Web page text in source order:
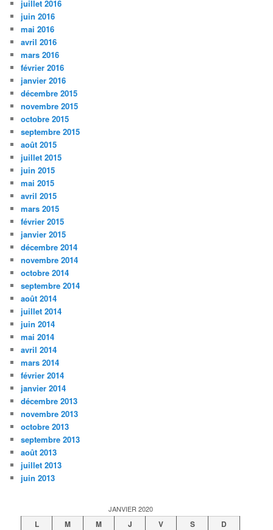
juillet 2016
juin 2016
mai 2016
avril 2016
mars 2016
février 2016
janvier 2016
décembre 2015
novembre 2015
octobre 2015
septembre 2015
août 2015
juillet 2015
juin 2015
mai 2015
avril 2015
mars 2015
février 2015
janvier 2015
décembre 2014
novembre 2014
octobre 2014
septembre 2014
août 2014
juillet 2014
juin 2014
mai 2014
avril 2014
mars 2014
février 2014
janvier 2014
décembre 2013
novembre 2013
octobre 2013
septembre 2013
août 2013
juillet 2013
juin 2013
JANVIER 2020
L M M J V S D